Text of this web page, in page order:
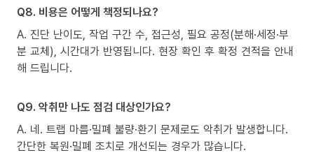
Q8. 비용은 어떻게 책정되나요?
A. 진단 난이도, 작업 구간 수, 접근성, 필요 공정(분해·세정·부
분 교체), 시간대가 반영됩니다. 현장 확인 후 확정 견적을 안내
해 드립니다.
Q9. 악취만 나도 점검 대상인가요?
A. 네. 트랩 마름·밀폐 불량·환기 문제로도 악취가 발생합니다.
간단한 복원·밀폐 조치로 개선되는 경우가 많습니다.